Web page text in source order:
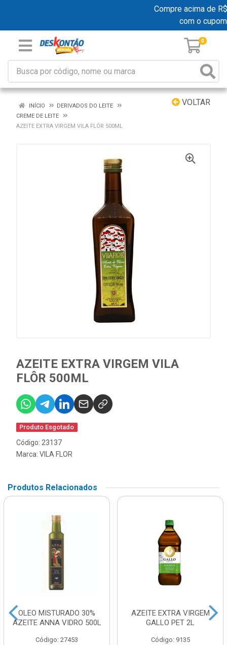
Compre acima de
com o cupom
0
VOLTAR
INÍCIO
DERIVADOS DO LEITE
CREME DE LEITE
AZEITE EXTRA VIRGEM VILA FLÔR 500ML
AZEITE EXTRA VIRGEM VILA
FLÔR 500ML
Produto Esgotado
Código: 23137
Marca: VILA FLOR
Produtos Relacionados
OLEO MISTURADO 30%
AZEITE ANNA VIDRO 500L
Código: 27453
AZEITE EXTRA VIRGEM
GALLO PET 2L
Código: 9135